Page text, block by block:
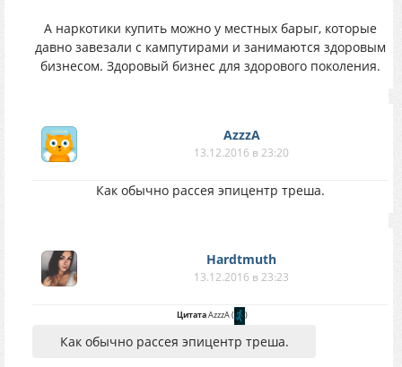
А наркотики купить можно у местных барыг, которые
давно завезали с кампутирами и занимаются здоровым
бизнесом. Здоровый бизнес для здорового поколения.
AzzzA
13.12.2016 в 23:20
Как обычно рассея эпицентр треша.
Hardtmuth
13.12.2016 в 23:23
ЦитатаAzzzA( )
Как обычно рассея эпицентр треша.